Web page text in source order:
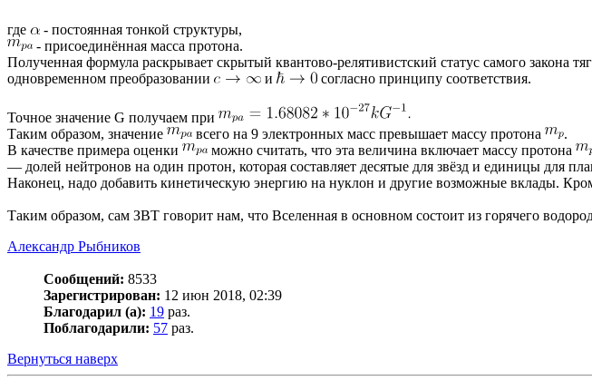
где
- постоянная тонкой структуры,
- присоединённая масса протона.
Полученная формула раскрывает скрытый квантово-релятивистский статус самого закона
одновременном преобразовании
и согласно принципу соответствия.
Точное значение G получаем при
Таким образом, значение
всего на 9 электронных масс превышает массу протона
.
В качестве примера оценки
можно считать, что эта величина включает массу протона
— долей нейтронов на один протон, которая составляет десятые для звёзд и единицы для
Наконец, надо добавить кинетическую энергию на нуклон и другие возможные вклады.
Таким образом, сам ЗВТ говорит нам, что Вселенная в основном состоит из горячего
Александр Рыбников
Сообщений: 8533
Зарегистрирован: 12 июн 2018, 02:39
Благодарил (а): 19 раз.
Поблагодарили: 57 раз.
Вернуться наверх